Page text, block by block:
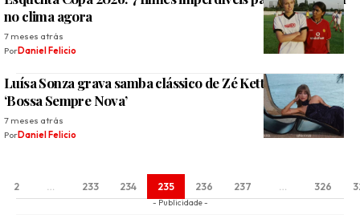
no clima agora
7 meses atrás
PorDaniel Felicio
Luísa Sonza grava samba clássico de Zé Ketti no álbum
‘Bossa Sempre Nova’
7 meses atrás
PorDaniel Felicio
2 … 233 234 235 236 237 … 326
- Publicidade -